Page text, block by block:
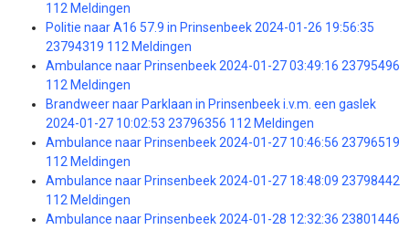
112 Meldingen
Politie naar A16 57.9 in Prinsenbeek 2024-01-26 19:56:35
23794319 112 Meldingen
Ambulance naar Prinsenbeek 2024-01-27 03:49:16 23795496
112 Meldingen
Brandweer naar Parklaan in Prinsenbeek i.v.m. een gaslek
2024-01-27 10:02:53 23796356 112 Meldingen
Ambulance naar Prinsenbeek 2024-01-27 10:46:56 23796519
112 Meldingen
Ambulance naar Prinsenbeek 2024-01-27 18:48:09 23798442
112 Meldingen
Ambulance naar Prinsenbeek 2024-01-28 12:32:36 23801446